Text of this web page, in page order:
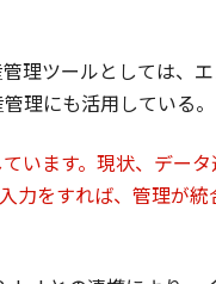
理ツールとしては、
理にも活用している。
います。現状、デー
力をすれば、管理が